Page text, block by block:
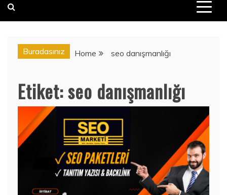
Buradasınız Home seo danışmanlığı
Etiket:seo danışmanlığı